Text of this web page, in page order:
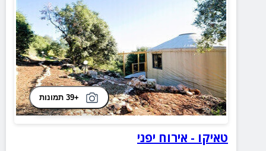
+39 תמונות
טאיקו - אירוח יפני